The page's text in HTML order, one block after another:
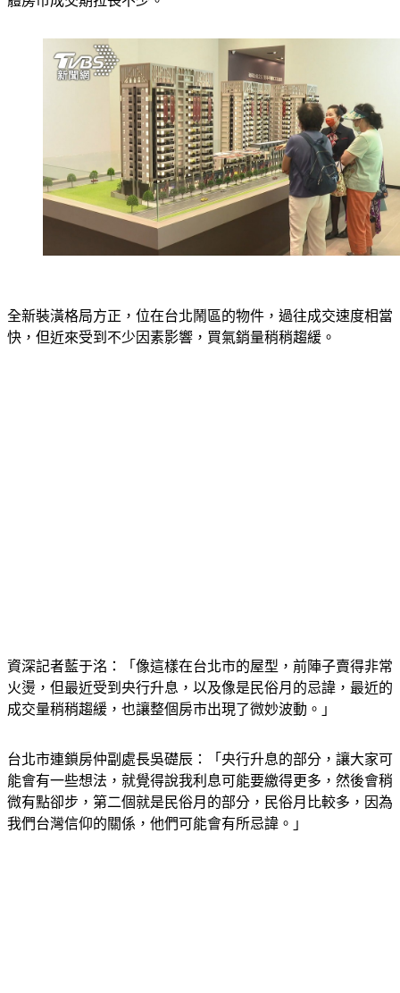
全新裝潢格局方正，位在台北鬧區的物件，過往成交速度相當
資深記者藍于洺：「像這樣在台北市的屋型，前陣子賣得非常
火燙，但最近受到央行升息，以及像是民俗月的忌諱，最近的
台北市連鎖房仲副處長吳礎辰：「央行升息的部分，讓大家可
能會有一些想法，就覺得說我利息可能要繳得更多，然後會稍
微有點卻步，第二個就是民俗月的部分，民俗月比較多，因為